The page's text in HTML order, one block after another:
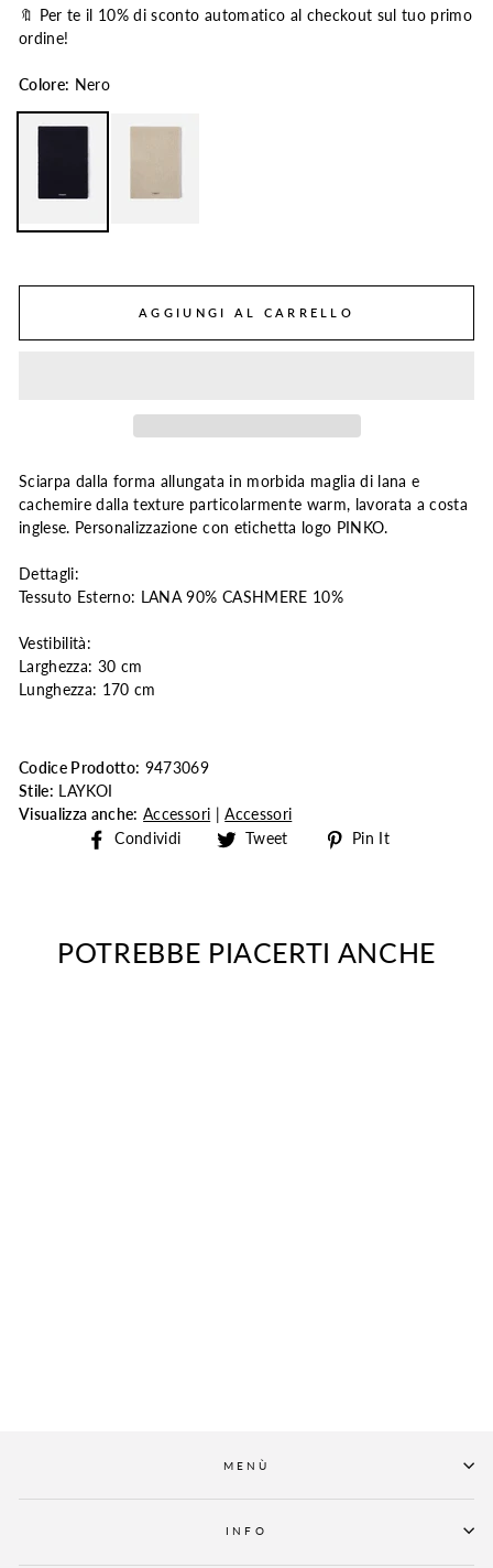
🔖 Per te il 10% di sconto automatico al checkout sul tuo primo
ordine!
Colore: Nero
AGGIUNGI AL CARRELLO
Sciarpa dalla forma allungata in morbida maglia di lana e
cachemire dalla texture particolarmente warm, lavorata a costa
inglese. Personalizzazione con etichetta logo PINKO.
Dettagli:
Tessuto Esterno: LANA 90% CASHMERE 10%
Vestibilità:
Larghezza: 30 cm
Lunghezza: 170 cm
Codice Prodotto: 9473069
Stile: LAYKOI
Visualizza anche: Accessori |Accessori
Condividi
Share Tweet
Tweet
Pin It
POTREBBE PIACERTI ANCHE
MENÙ
INFO